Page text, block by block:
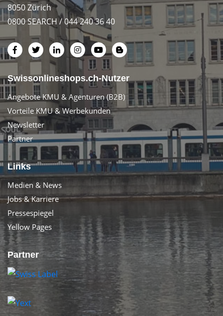
8050 Zürich
0800 SEARCH / 044 240 36 40
Swissonlineshops.ch-Nutzer
Angebote KMU & Agenturen (B2B)
Vorteile KMU & Werbekunden
Newsletter
Partner
Links
Medien & News
Jobs & Karriere
Pressespiegel
Yellow Pages
Partner